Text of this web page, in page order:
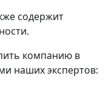
содержит
компанию в
наших экспертов: